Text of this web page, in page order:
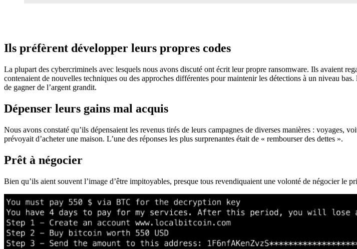
Ils préfèrent développer leurs propres codes
La plupart des cybercriminels avec lesquels nous avons discuté ont écrit leur propre ransomware. Ils avaient
contenaient de nouvelles techniques ou des approches différentes pour maintenir les détections à un niveau
de gagner de l’argent grandit.
Dépenser leurs gains mal acquis
Nous avons constaté qu’ils dépensaient les revenus tirés de leurs campagnes de diverses manières :
prévoyait d’acheter une maison. L’une des réponses les plus surprenantes était de « rembourser des dettes ».
Prêt à négocier
Bien qu’ils aient souvent l’image d’être impitoyables, presque tous revendiquaient une volonté de négocier le